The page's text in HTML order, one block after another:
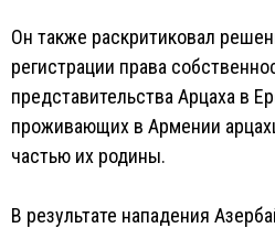
Он также раскритиковал
регистрации права
представительства Арцаха в
проживающих в Армении
частью их родины.
В результате нападения